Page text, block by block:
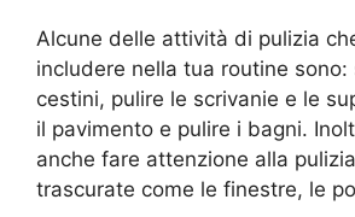
Alcune delle attività di pulizia
includere nella tua routine sono:
cestini, pulire le scrivanie e le
il pavimento e pulire i bagni.
anche fare attenzione alla
trascurate come le finestre, le